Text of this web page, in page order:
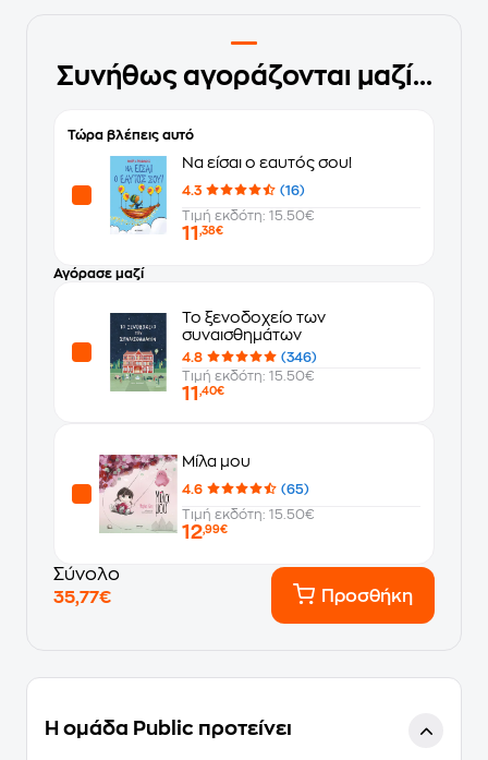
Συνήθως αγοράζονται μαζί...
Τώρα βλέπεις αυτό
Να είσαι ο εαυτός σου!
4.3
(16)
Τιμή εκδότη: 15.50€
11 ,38€
Αγόρασε μαζί
Το ξενοδοχείο των
συναισθημάτων
4.8
(346)
Τιμή εκδότη: 15.50€
11 ,40€
Μίλα μου
4.6
(65)
Τιμή εκδότη: 15.50€
12,99€
Σύνολο
35,77€
Προσθήκη
Η ομάδα Public προτείνει